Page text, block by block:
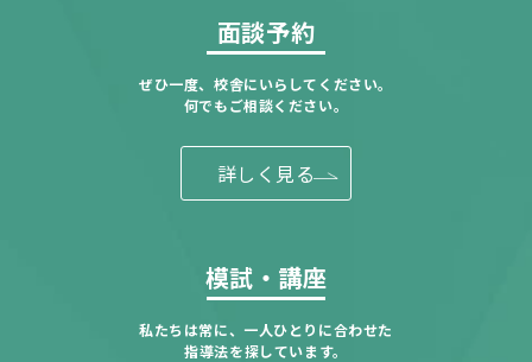
面談予約
ぜひ一度、校舎にいらしてください。
何でもご相談ください。
詳しく見る
模試・講座
私たちは常に、一人ひとりに合わせた
指導法を探しています。